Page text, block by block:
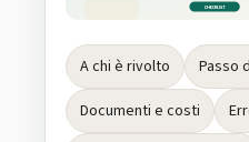
CHECKLIST
A chi è rivolto
Passo
Documenti e costi